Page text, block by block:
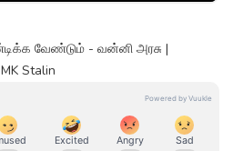
வேண்டும் - வன்னி அரசு |
Stalin